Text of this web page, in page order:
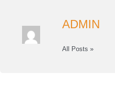
ADMIN
All Posts »